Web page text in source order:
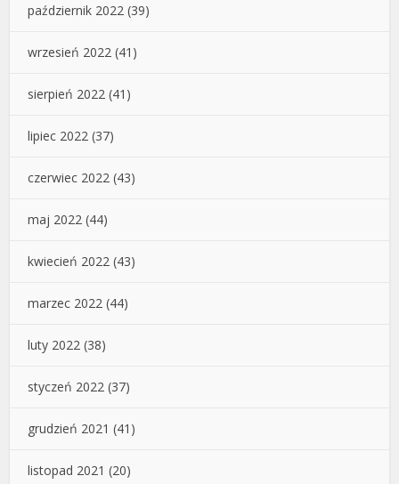
październik 2022 (39)
wrzesień 2022 (41)
sierpień 2022 (41)
lipiec 2022 (37)
czerwiec 2022 (43)
maj 2022 (44)
kwiecień 2022 (43)
marzec 2022 (44)
luty 2022 (38)
styczeń 2022 (37)
grudzień 2021 (41)
listopad 2021 (20)